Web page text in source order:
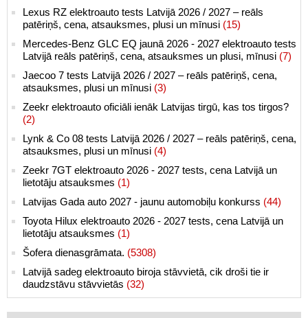
Lexus RZ elektroauto tests Latvijā 2026 / 2027 – reāls
patēriņš, cena, atsauksmes, plusi un mīnusi (15)
Mercedes-Benz GLC EQ jaunā 2026 - 2027 elektroauto tests
Latvijā reāls patēriņš, cena, atsauksmes un plusi, mīnusi (7)
Jaecoo 7 tests Latvijā 2026 / 2027 – reāls patēriņš, cena,
atsauksmes, plusi un mīnusi (3)
Zeekr elektroauto oficiāli ienāk Latvijas tirgū, kas tos tirgos?
(2)
Lynk & Co 08 tests Latvijā 2026 / 2027 – reāls patēriņš, cena,
atsauksmes, plusi un mīnusi (4)
Zeekr 7GT elektroauto 2026 - 2027 tests, cena Latvijā un
lietotāju atsauksmes (1)
Latvijas Gada auto 2027 - jaunu automobiļu konkurss (44)
Toyota Hilux elektroauto 2026 - 2027 tests, cena Latvijā un
lietotāju atsauksmes (1)
Šofera dienasgrāmata. (5308)
Latvijā sadeg elektroauto biroja stāvvietā, cik droši tie ir
daudzstāvu stāvvietās (32)